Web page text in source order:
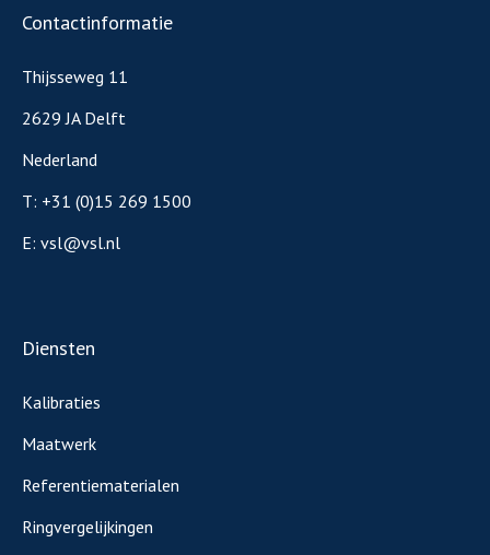
Contactinformatie
Thijsseweg 11
2629 JA Delft
Nederland
T: +31 (0)15 269 1500
E: vsl@vsl.nl
Diensten
Kalibraties
Maatwerk
Referentiematerialen
Ringvergelijkingen